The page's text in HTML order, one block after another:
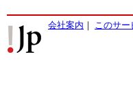
会社案内 ｜ このサー